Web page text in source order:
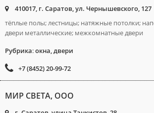
410017, г. Саратов, ул. Чернышевского, 127
тёплые полы; лестницы; натяжные потолки;
двери металлические; межкомнатные двери
Рубрика:окна, двери
+7 (8452) 20-99-72
МИР СВЕТА, ООО